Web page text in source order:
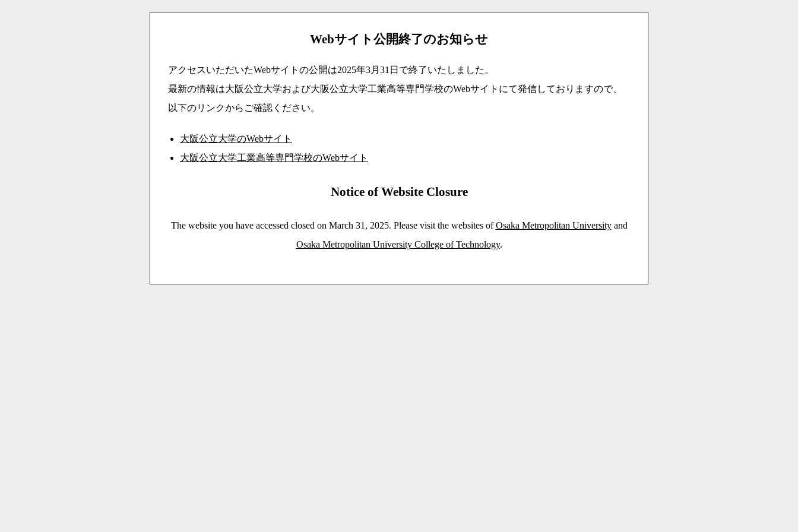
Webサイト公開終了のお知らせ
アクセスいただいたWebサイトの公開は2025年3月31日で終了いたしました。
最新の情報は大阪公立大学および大阪公立大学工業高等専門学校のWebサイトにて発信しておりますので、
以下のリンクからご確認ください。
大阪公立大学のWebサイト
大阪公立大学工業高等専門学校のWebサイト
Notice of Website Closure
The website you have accessed closed on March 31, 2025. Please visit the websites ofOsaka Metropolitan Universityand
Osaka Metropolitan University College of Technology.